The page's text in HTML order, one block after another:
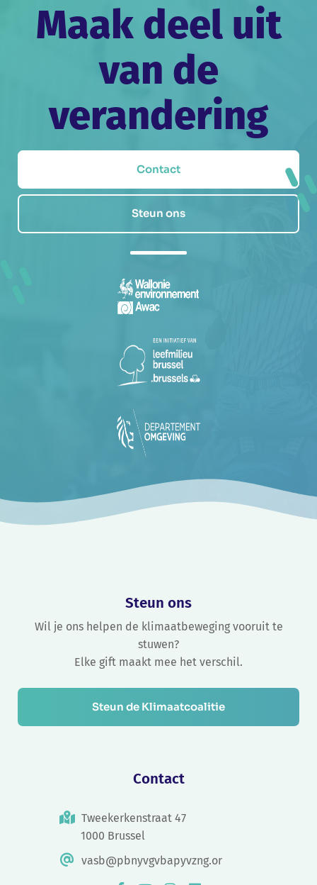
Maak deel uit
van de
verandering
Contact
Steun ons
Steun ons
Wil je ons helpen de klimaatbeweging vooruit te
stuwen?
Elke gift maakt mee het verschil.
Steun de Klimaatcoalitie
Contact
Tweekerkenstraat 47
1000 Brussel
vasb@pbnyvgvbapyvzng.or